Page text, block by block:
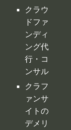
クラフ
ァンサ
イトの
デメリ
ット
クラウ
ドファ
ンディ
ングの
税金